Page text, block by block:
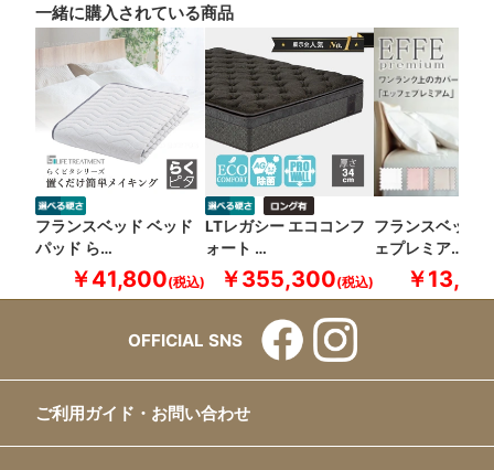
一緒に購入されている商品
フランスベッド ベッド
パッド ら…
￥41,800
LTレガシー エココンフ
ォート …
￥355,300
フランスベッド
ェプレミア…
￥
OFFICIAL SNS
ご利用ガイド・お問い合わせ